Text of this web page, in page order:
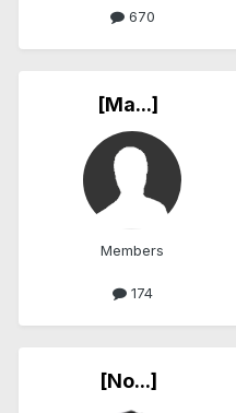
670
[Ma...]
Members
174
[No...]